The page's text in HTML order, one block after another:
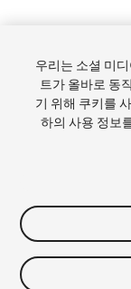
튜토리얼
커뮤니티
및 이용약관
법률
매 금지
쿠키
우리는 소셜 미
트가 올바로 동
기 위해 쿠키를
하의 사용 정보